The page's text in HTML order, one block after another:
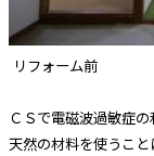
リフォーム前
ＣＳで電磁波過敏症
天然の材料を使うこ